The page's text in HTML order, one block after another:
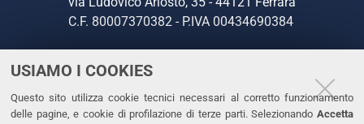
USIAMO I COOKIES
Questo sito utilizza cookie tecnici necessari al corretto funzionamento
delle pagine, e cookie di profilazione di terze parti. Selezionando Accetta
C.F. 80007370382 - P.IVA 00434690384
CONTATTI
Tel. +39 0532 293111